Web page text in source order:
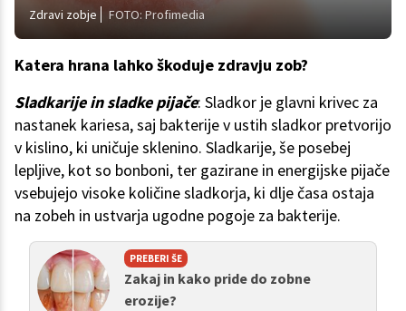
Zdravi zobje FOTO: Profimedia
Katera hrana lahko škoduje zdravju zob?
Sladkarije in sladke pijače: Sladkor je glavni krivec za
nastanek kariesa, saj bakterije v ustih sladkor pretvorijo
v kislino, ki uničuje sklenino. Sladkarije, še posebej
lepljive, kot so bonboni, ter gazirane in energijske pijače
vsebujejo visoke količine sladkorja, ki dlje časa ostaja
na zobeh in ustvarja ugodne pogoje za bakterije.
PREBERI ŠE
Zakaj in kako pride do zobne
erozije?